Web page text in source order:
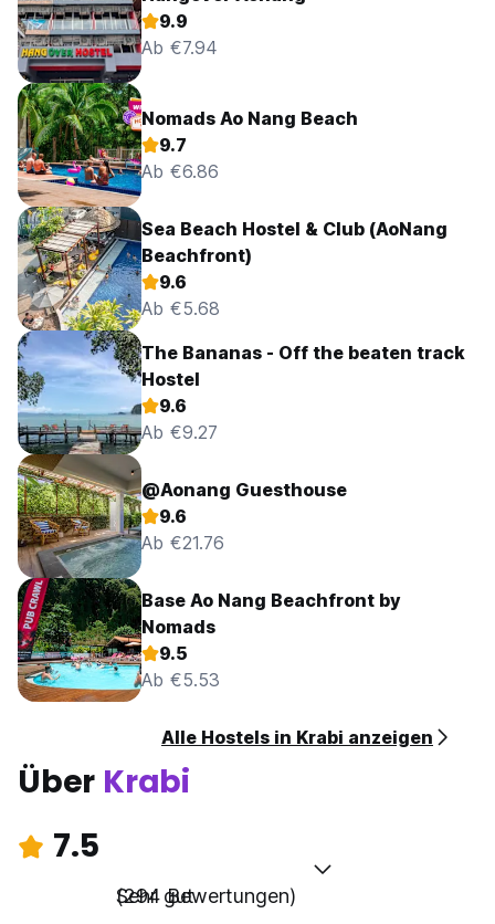
9.9
Ab €7.94
Nomads Ao Nang Beach
9.7
Ab €6.86
Sea Beach Hostel & Club (AoNang
Beachfront)
9.6
Ab €5.68
The Bananas - Off the beaten track
Hostel
9.6
Ab €9.27
@Aonang Guesthouse
9.6
Ab €21.76
Base Ao Nang Beachfront by
Nomads
9.5
Ab €5.53
Alle Hostels in Krabi anzeigen
Über Krabi
7.5
Sehr gut
(294 Bewertungen)